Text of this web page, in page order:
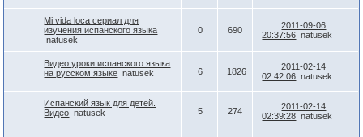
Mi vida loca сериал для
изучения испанского языка
natusek
0 690
2011-09-06
20:37:56 natusek
Видео уроки испанского языка
на русском языке natusek 6 1826
2011-02-14
02:42:06 natusek
Испанский язык для детей.
Видео natusek 5 274
2011-02-14
02:39:28 natusek